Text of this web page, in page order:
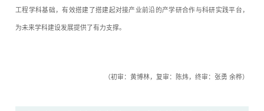
工程学科基础，有效搭建了搭建起对接产业前沿的产学研合作与科研实践平台，
为未来学科建设发展提供了有力支撑。
（初审：黄博林，复审：陈炜，终审：张勇 余桦）